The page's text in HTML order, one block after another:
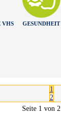
VHS GESUNDHEIT
1
2
Seite 1 von 2